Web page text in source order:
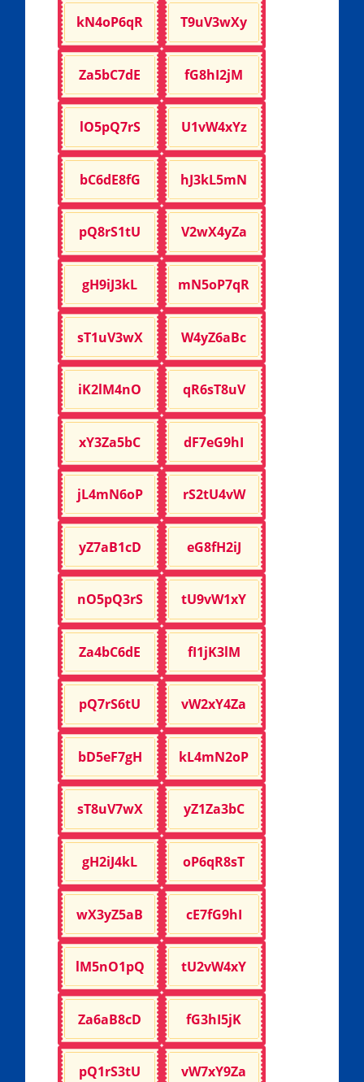
kN4oP6qR T9uV3wXy
Za5bC7dE fG8hI2jM
lO5pQ7rS U1vW4xYz
bC6dE8fG hJ3kL5mN
pQ8rS1tU V2wX4yZa
gH9iJ3kL mN5oP7qR
sT1uV3wX W4yZ6aBc
iK2lM4nO qR6sT8uV
xY3Za5bC dF7eG9hI
jL4mN6oP rS2tU4vW
yZ7aB1cD eG8fH2iJ
nO5pQ3rS tU9vW1xY
Za4bC6dE fI1jK3lM
pQ7rS6tU vW2xY4Za
bD5eF7gH kL4mN2oP
sT8uV7wX yZ1Za3bC
gH2iJ4kL oP6qR8sT
wX3yZ5aB cE7fG9hI
lM5nO1pQ tU2vW4xY
Za6aB8cD fG3hI5jK
pQ1rS3tU vW7xY9Za